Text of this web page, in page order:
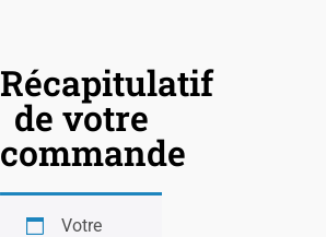
Récapitulatif
de votre
commande
Votre